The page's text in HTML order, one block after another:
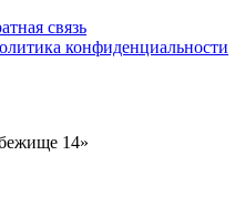
связь
конфиденциальности
14»